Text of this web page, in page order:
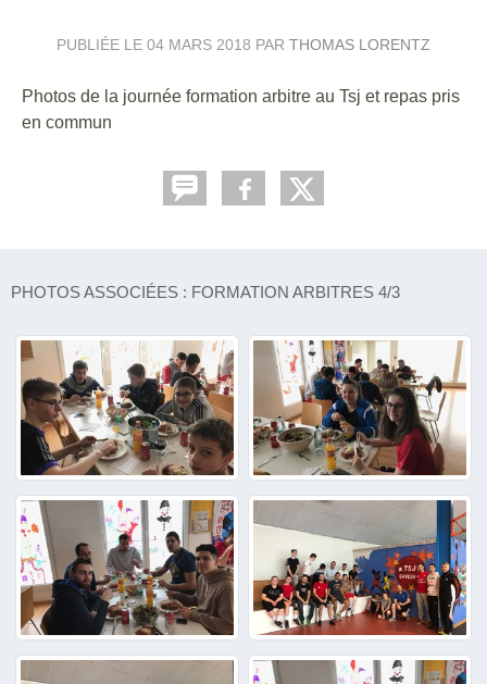
PUBLIÉE LE 04 MARS 2018 PAR THOMAS LORENTZ
Photos de la journée formation arbitre au Tsj et repas pris
en commun
PHOTOS ASSOCIÉES : FORMATION ARBITRES 4/3